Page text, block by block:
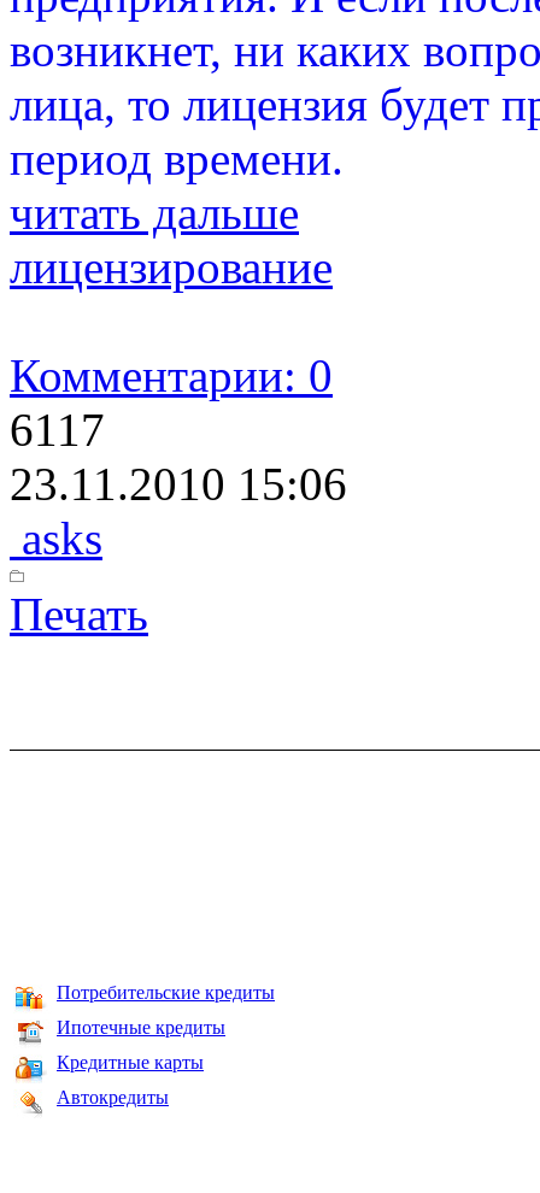
возникнет, ни каких
лица, то лицензия будет
период времени.
читать дальше
лицензирование
Комментарии: 0
6117
23.11.2010 15:06
asks
Печать
Потребительские кредиты
Ипотечные кредиты
Кредитные карты
Автокредиты